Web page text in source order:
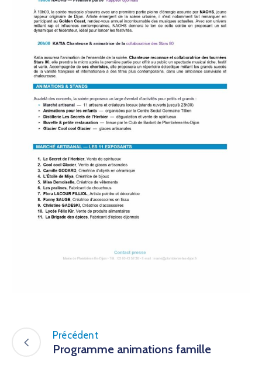
Précédent
Programme animations famille